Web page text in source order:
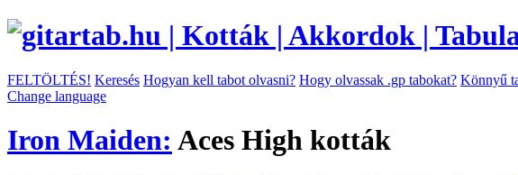
FELTÖLTÉS! Keresés Hogyan kell tabot olvasni? Hogy olvassak .gp tabokat? Könnyű
Change language
Iron Maiden: Aces High kották